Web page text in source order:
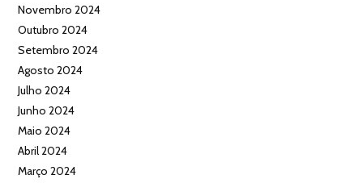
Novembro 2024
Outubro 2024
Setembro 2024
Agosto 2024
Julho 2024
Junho 2024
Maio 2024
Abril 2024
Março 2024